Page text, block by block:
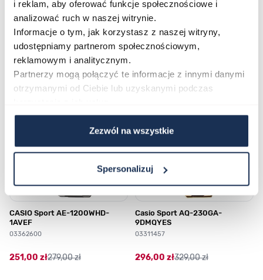
i reklam, aby oferować funkcje społecznościowe i
analizować ruch w naszej witrynie.
Informacje o tym, jak korzystasz z naszej witryny,
udostępniamy partnerom społecznościowym,
reklamowym i analitycznym.
Partnerzy mogą połączyć te informacje z innymi danymi
otrzymanymi od Ciebie lub uzyskanymi podczas
Zezwól na wszystkie
Spersonalizuj
Najczęściej kupowane
Poruszanie się po elementach karuzeli jest możliwe za pomocą
Naciśnij, aby pominąć karuzelę
Naciśnij, aby przejść do nawigacji karuzeli
CASIO Sport AE-1200WHD-
1AVEF
03362600
251,00 zł279,00 zł
Casio Sport AQ-230GA-
9DMQYES
03311457
296,00 zł329,00 zł